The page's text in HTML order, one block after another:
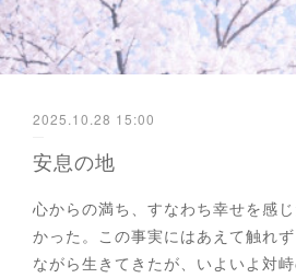
2025.10.28 15:00
安息の地
心からの満ち、すなわち幸せを感
かった。この事実にはあえて触れ
ながら生きてきたが、いよいよ対